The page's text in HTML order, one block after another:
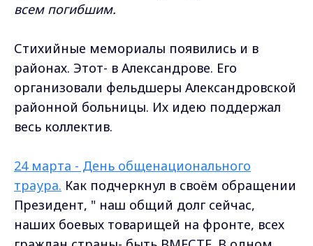
всем погибшим.
Стихийные мемориалы появились и в
районах. Этот- в Александрове. Его
организовали фельдшеры Александровской
районной больницы. Их идею поддержал
весь коллектив.
24 марта - День общенационального
траура. Как подчеркнул в своём обращении
Президент, " наш общий долг сейчас,
наших боевых товарищей на фронте, всех